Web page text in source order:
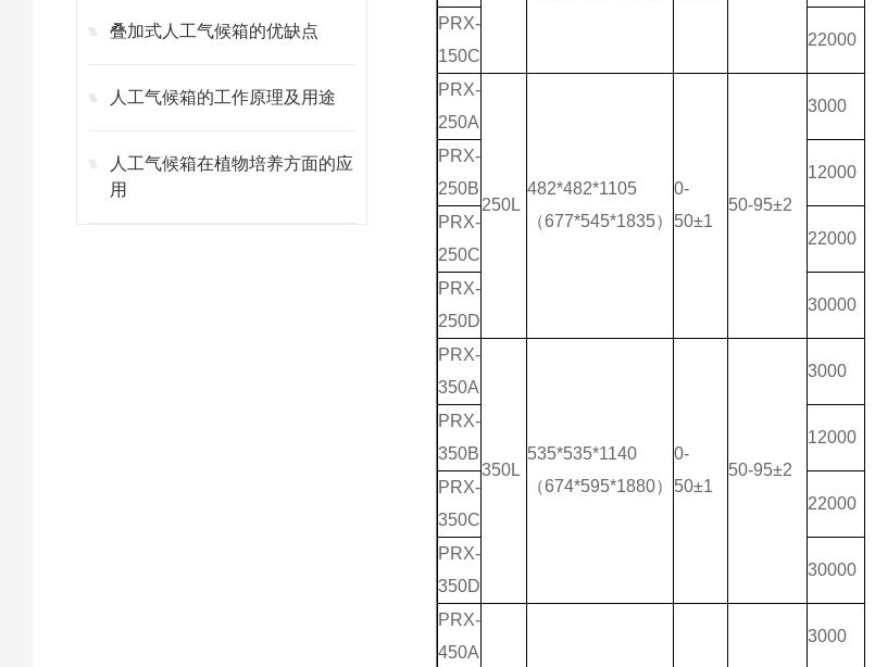
叠加式人工气候箱的优缺点
人工气候箱的工作原理及用途
人工气候箱在植物培养方面的应
用
PRX-
150C
22000
PRX-
250A
250L
482*482*1105
（677*545*1835）
0-
50±1
50-95±2
3000
PRX-
250B
12000
PRX-
250C
22000
PRX-
250D
30000
PRX-
350A
350L
535*535*1140
（674*595*1880）
0-
50±1
50-95±2
3000
PRX-
350B
12000
PRX-
350C
22000
PRX-
350D
30000
PRX-
450A
3000